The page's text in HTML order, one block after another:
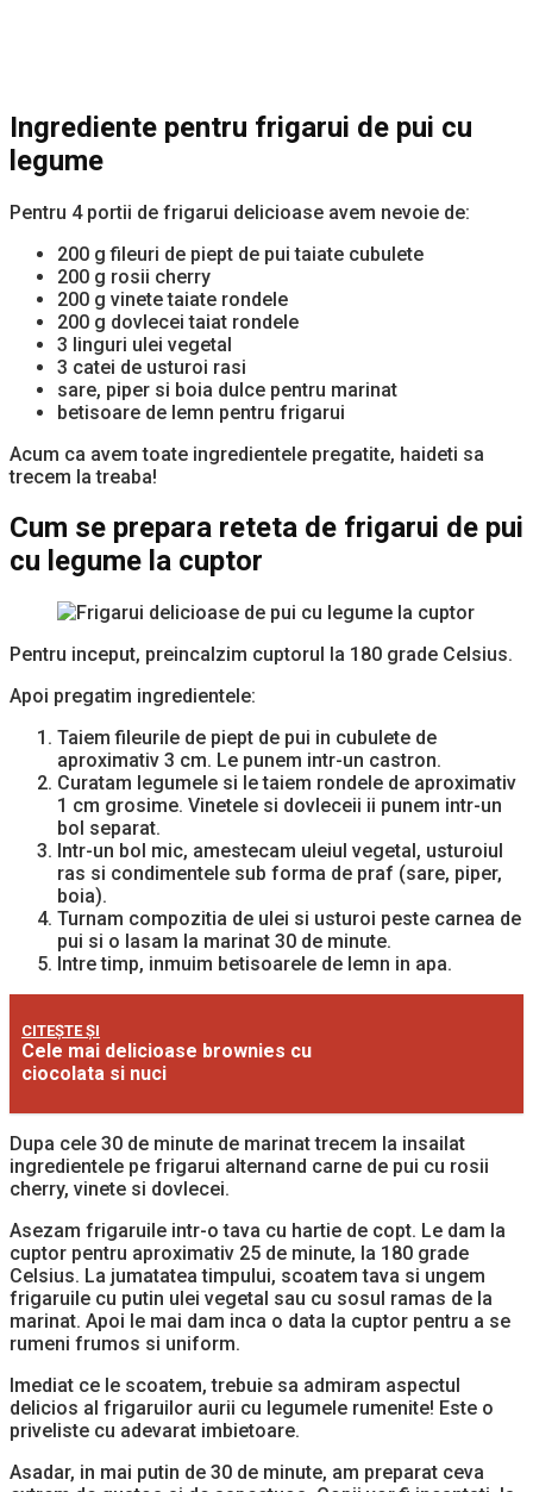
Ingrediente pentru frigarui de pui cu
legume
Pentru 4 portii de frigarui delicioase avem nevoie de:
200 g fileuri de piept de pui taiate cubulete
200 g rosii cherry
200 g vinete taiate rondele
200 g dovlecei taiat rondele
3 linguri ulei vegetal
3 catei de usturoi rasi
sare, piper si boia dulce pentru marinat
betisoare de lemn pentru frigarui
Acum ca avem toate ingredientele pregatite, haideti sa
trecem la treaba!
Cum se prepara reteta de frigarui de pui
cu legume la cuptor
Pentru inceput, preincalzim cuptorul la 180 grade Celsius.
Apoi pregatim ingredientele:
Taiem fileurile de piept de pui in cubulete de
aproximativ 3 cm. Le punem intr-un castron.
Curatam legumele si le taiem rondele de aproximativ
1 cm grosime. Vinetele si dovleceii ii punem intr-un
bol separat.
Intr-un bol mic, amestecam uleiul vegetal, usturoiul
ras si condimentele sub forma de praf (sare, piper,
boia).
Turnam compozitia de ulei si usturoi peste carnea de
pui si o lasam la marinat 30 de minute.
Intre timp, inmuim betisoarele de lemn in apa.
CITEȘTE ȘI
Cele mai delicioase brownies cu
ciocolata si nuci
Dupa cele 30 de minute de marinat trecem la insailat
ingredientele pe frigarui alternand carne de pui cu rosii
cherry, vinete si dovlecei.
Asezam frigaruile intr-o tava cu hartie de copt. Le dam la
cuptor pentru aproximativ 25 de minute, la 180 grade
Celsius. La jumatatea timpului, scoatem tava si ungem
frigaruile cu putin ulei vegetal sau cu sosul ramas de la
marinat. Apoi le mai dam inca o data la cuptor pentru a se
rumeni frumos si uniform.
Imediat ce le scoatem, trebuie sa admiram aspectul
delicios al frigaruilor aurii cu legumele rumenite! Este o
priveliste cu adevarat imbietoare.
Asadar, in mai putin de 30 de minute, am preparat ceva